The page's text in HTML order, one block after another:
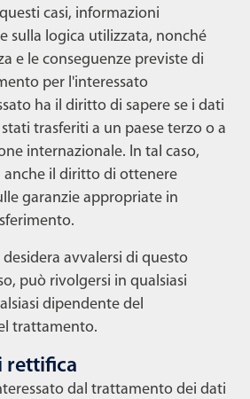
casi, informazioni
sulla logica utilizzata, nonché
e le conseguenze previste di
per l'interessato
ha il diritto di sapere se i dati
trasferiti a un paese terzo o a
internazionale. In tal caso,
anche il diritto di ottenere
garanzie appropriate in
desidera avvalersi di questo
può rivolgersi in qualsiasi
dipendente del
trattamento.
rettifica
dal trattamento dei dati